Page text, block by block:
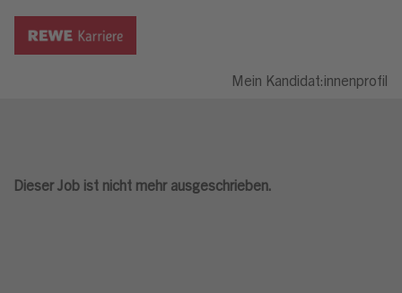
Mein Kandidat:innenprofil
Dieser Job ist nicht mehr ausgeschrieben.